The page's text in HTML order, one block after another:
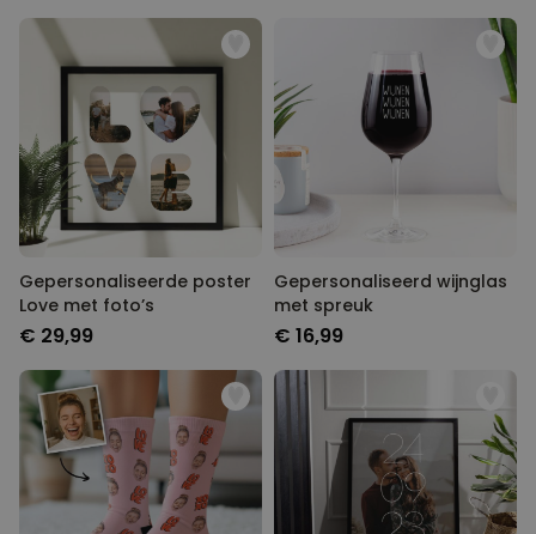
Gepersonaliseerde poster
Love met foto’s
€ 29,99
Gepersonaliseerd wijnglas
met spreuk
€ 16,99